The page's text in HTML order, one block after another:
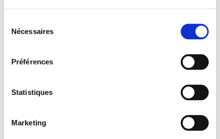
Nécessaires
Préférences
Statistiques
Marketing
DERNIÈRES NOTES DE LECTURE
DE VOS LIBRAIRES